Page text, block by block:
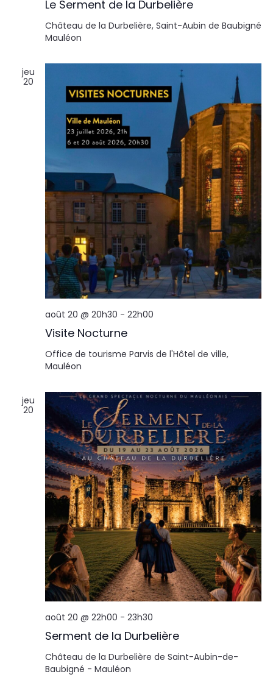
Le Serment de la Durbelière
Château de la Durbelière, Saint-Aubin de Baubigné
Mauléon
jeu
20
Visite Nocturne
août 20 @ 20h30 - 22h00
Office de tourisme Parvis de l'Hôtel de ville,
Mauléon
jeu
20
Serment de la Durbelière
août 20 @ 22h00 - 23h30
Château de la Durbelière de Saint-Aubin-de-
Baubigné - Mauléon